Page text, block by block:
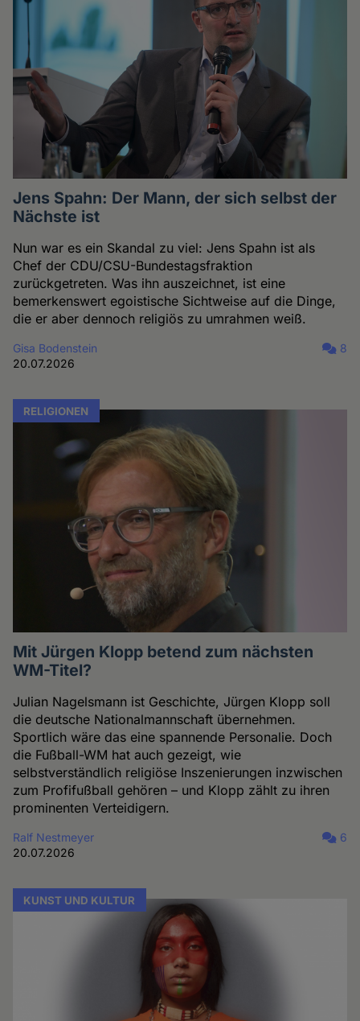
Jens Spahn: Der Mann, der sich selbst der
Nächste ist
Nun war es ein Skandal zu viel: Jens Spahn ist als
Chef der CDU/CSU-Bundestagsfraktion
zurückgetreten. Was ihn auszeichnet, ist eine
bemerkenswert egoistische Sichtweise auf die Dinge,
die er aber dennoch religiös zu umrahmen weiß.
Gisa Bodenstein
20.07.2026
8
RELIGIONEN
Mit Jürgen Klopp betend zum nächsten
WM-Titel?
Julian Nagelsmann ist Geschichte, Jürgen Klopp soll
die deutsche Nationalmannschaft übernehmen.
Sportlich wäre das eine spannende Personalie. Doch
die Fußball-WM hat auch gezeigt, wie
selbstverständlich religiöse Inszenierungen inzwischen
zum Profifußball gehören – und Klopp zählt zu ihren
prominenten Verteidigern.
Ralf Nestmeyer
20.07.2026
6
KUNST UND KULTUR